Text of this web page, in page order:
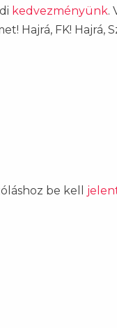
kedvezményünk.
Hajrá, FK! Hajrá,
be kell